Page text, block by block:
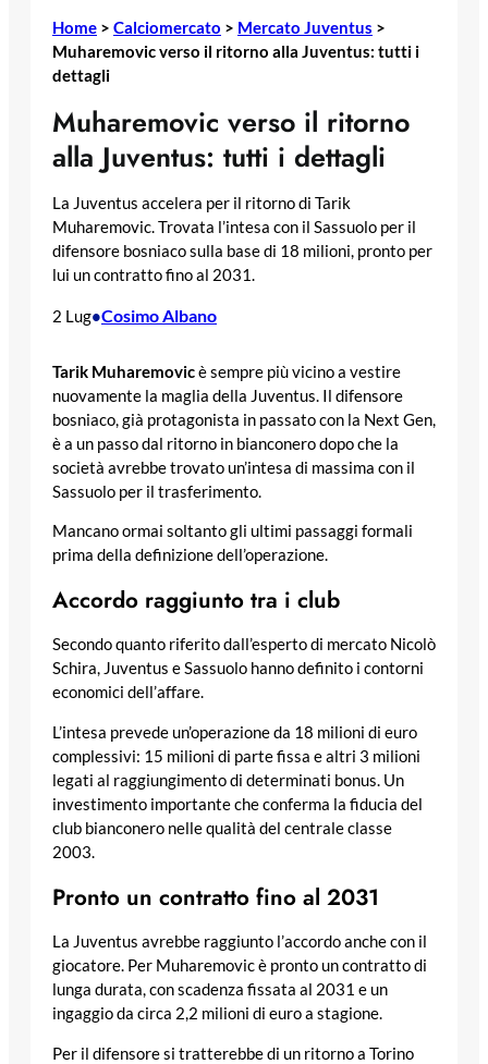
Home > Calciomercato > Mercato Juventus >
Muharemovic verso il ritorno alla Juventus: tutti i
dettagli
Muharemovic verso il ritorno
alla Juventus: tutti i dettagli
La Juventus accelera per il ritorno di Tarik
Muharemovic. Trovata l’intesa con il Sassuolo per il
difensore bosniaco sulla base di 18 milioni, pronto per
lui un contratto fino al 2031.
2 Lug•Cosimo Albano
Tarik Muharemovicè sempre più vicino a vestire
nuovamente la maglia della Juventus. Il difensore
bosniaco, già protagonista in passato con la Next Gen,
è a un passo dal ritorno in bianconero dopo che la
società avrebbe trovato un’intesa di massima con il
Sassuolo per il trasferimento.
Mancano ormai soltanto gli ultimi passaggi formali
prima della definizione dell’operazione.
Accordo raggiunto tra i club
Secondo quanto riferito dall’esperto di mercato Nicolò
Schira, Juventus e Sassuolo hanno definito i contorni
economici dell’affare.
L’intesa prevede un’operazione da 18 milioni di euro
complessivi: 15 milioni di parte fissa e altri 3 milioni
legati al raggiungimento di determinati bonus. Un
investimento importante che conferma la fiducia del
club bianconero nelle qualità del centrale classe
2003.
Pronto un contratto fino al 2031
La Juventus avrebbe raggiunto l’accordo anche con il
giocatore. Per Muharemovic è pronto un contratto di
lunga durata, con scadenza fissata al 2031 e un
ingaggio da circa 2,2 milioni di euro a stagione.
Per il difensore si tratterebbe di un ritorno a Torino